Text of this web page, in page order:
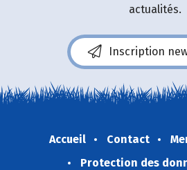
actualités.
Inscription
Accueil Contact
Protection des